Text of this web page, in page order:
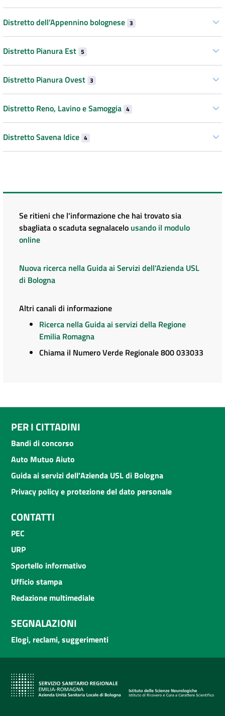
Distretto dell’Appennino bolognese 3
Distretto Pianura Est 5
Distretto Pianura Ovest 3
Distretto Reno, Lavino e Samoggia 4
Distretto Savena Idice 4
Se ritieni che l'informazione che hai trovato sia
sbagliata o scaduta segnalacelo usando il modulo
online
Nuova ricerca nella Guida ai Servizi dell'Azienda USL
di Bologna
Altri canali di informazione
Ricerca nella Guida ai servizi della Regione
Emilia Romagna
Chiama il Numero Verde Regionale 800 033033
PER I CITTADINI
Bandi di concorso
Auto Mutuo Aiuto
Guida ai servizi dell'Azienda USL di Bologna
Privacy policy e protezione del dato personale
CONTATTI
PEC
URP
Sportello informativo
Ufficio stampa
Redazione multimediale
SEGNALAZIONI
Elogi, reclami, suggerimenti